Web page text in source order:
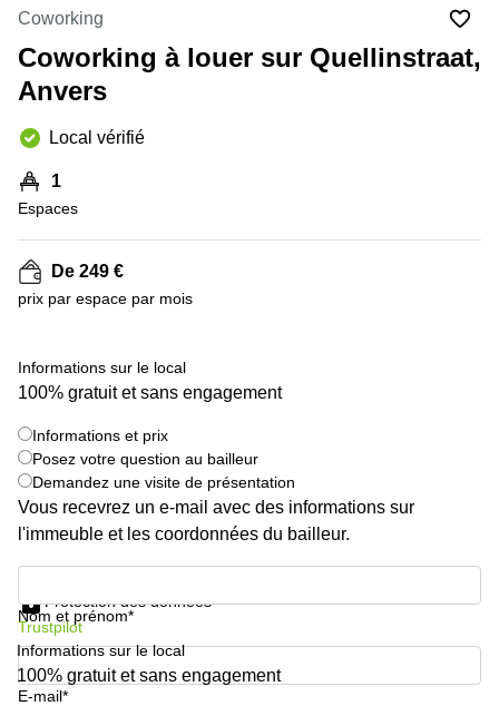
la
Wavre
Centre
Anvers
Centre
Gand
Centre
d'affaires
Ville de
Bruxelles
Coworking
Ixelles
Namur
Coworking
Salle de
conférence
Bruxelles
Coworking
Coworking à louer sur Quellinstraat,
Anvers
Local vérifié
1
Espaces
De 249 €
prix par espace par mois
Informations sur le local
100% gratuit et sans engagement
Informations et prix
Posez votre question au bailleur
Demandez une visite de présentation
Vous recevrez un e-mail avec des informations sur
l'immeuble et les coordonnées du bailleur.
Nom et prénom*
E-mail*
Protection des données
Trustpilot
Informations sur le local
100% gratuit et sans engagement